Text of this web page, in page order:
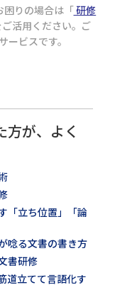
困りの場合は「研修
ご活用ください。ご
ービスです。
方が、よく
「立ち位置」「論
唸る文書の書き方
書研修
道立てて言語化す